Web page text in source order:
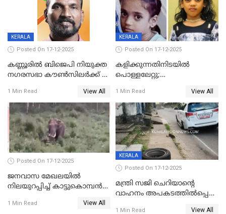
KERALA
Posted On 17-12-2025
കണ്ണൂരിൽ ബിജെപി നിയുക്ത
നഗരസഭാ കൗൺസിലർക്ക് 36
1 Min Read View All
KERALA
Posted On 17-12-2025
കളിക്കുന്നതിനിടയിൽ
പൊള്ളലേറ്റു;
ക്ലാസ് വിദ്യാർത്ഥിനി മരിച്ചു
1 Min Read View All
Posted On 17-12-2025
ജനവാസ മേഖലയില്‍
നിലയുറപ്പിച്ച് കാട്ടുകൊമ്പന്‍
1 Min Read View All
KERALA
Posted On 17-12-2025
മന്ത്രി സജി ചെറിയാന്റെ
വാഹനം അപകടത്തിൽപ്പെട്ടു;
1 Min Read View All